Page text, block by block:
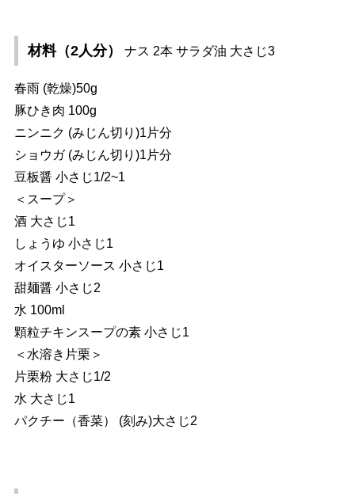
材料（2人分） ナス 2本 サラダ油 大さじ3
春雨 (乾燥)50g
豚ひき肉 100g
ニンニク (みじん切り)1片分
ショウガ (みじん切り)1片分
豆板醤 小さじ1/2~1
＜スープ＞
酒 大さじ1
しょうゆ 小さじ1
オイスターソース 小さじ1
甜麺醤 小さじ2
水 100ml
顆粒チキンスープの素 小さじ1
＜水溶き片栗＞
片栗粉 大さじ1/2
水 大さじ1
パクチー（香菜） (刻み)大さじ2